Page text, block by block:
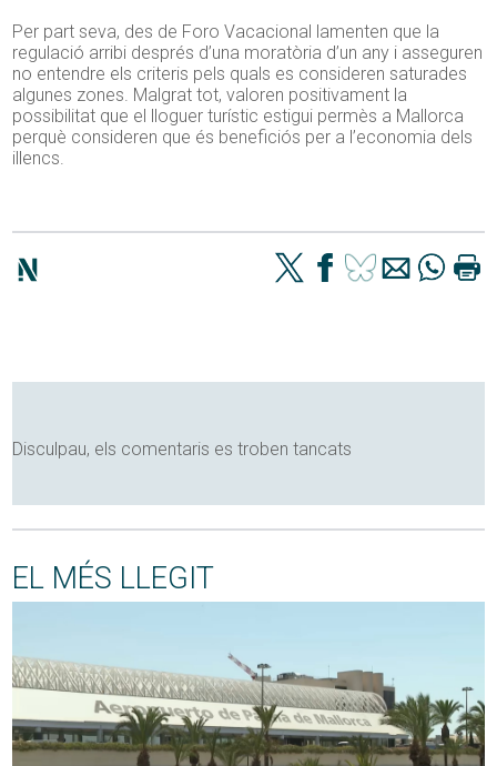
Per part seva, des de Foro Vacacional lamenten que la
regulació arribi després d’una moratòria d’un any i asseguren
no entendre els criteris pels quals es consideren saturades
algunes zones. Malgrat tot, valoren positivament la
possibilitat que el lloguer turístic estigui permès a Mallorca
perquè consideren que és beneficiós per a l’economia dels
illencs.
Disculpau, els comentaris es troben tancats
EL MÉS LLEGIT